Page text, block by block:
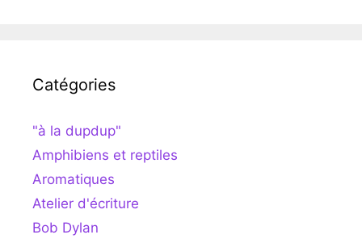
Catégories
"à la dupdup"
Amphibiens et reptiles
Aromatiques
Atelier d'écriture
Bob Dylan